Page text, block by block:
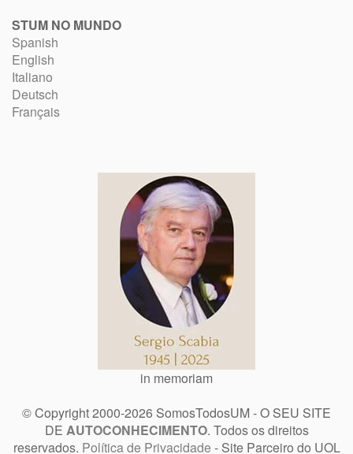
STUM NO MUNDO
Spanish
English
Italiano
Deutsch
Français
in memoriam
© Copyright 2000-2026 SomosTodosUM - O SEU SITE
DE AUTOCONHECIMENTO. Todos os direitos
reservados. Política de Privacidade - Site Parceiro do UOL